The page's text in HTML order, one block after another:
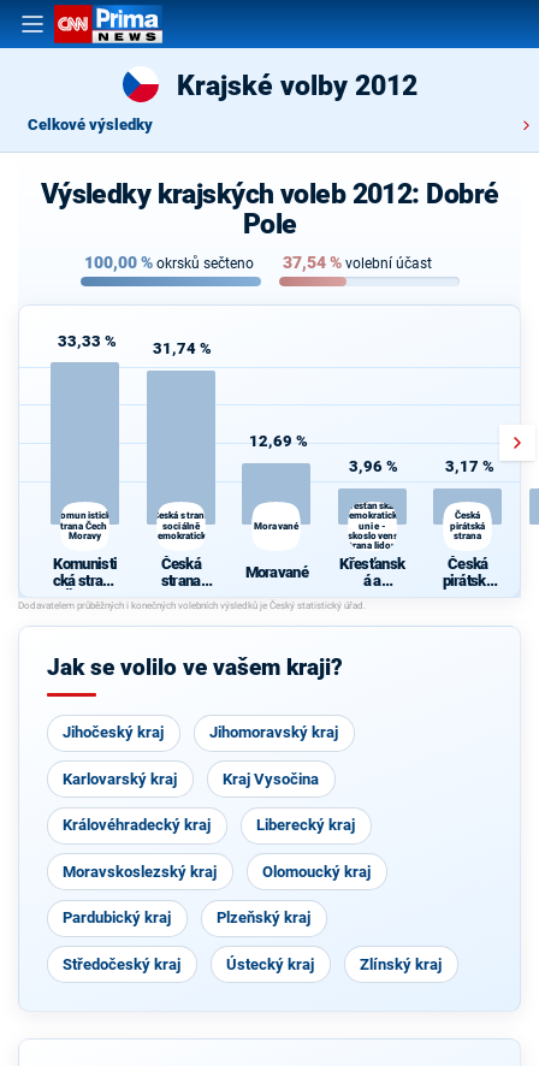
Krajské volby 2012
Celkové výsledky
Výsledky krajských voleb 2012: Dobré
Pole
100,00% okrsků sečteno 37,54% volební účast
33,33 %
Komunistická
strana Čech a
Moravy
Komunisti
cká strana
Čech a
Moravy
31,74 %
Česká strana
sociálně
demokratická
Česká
strana
sociálně
demokrati
cká
12,69 %
Moravané
Moravané
3,96 %
Křesťanská a
demokratická
unie -
Československá
strana lidová
Křesťansk
á a
demokrati
cká unie -
Českoslov
3,17 %
Česká
pirátská
strana
Česká
pirátská
strana
Jak se volilo ve vašem kraji?
Jihočeský kraj Jihomoravský kraj
Karlovarský kraj Kraj Vysočina
Královéhradecký kraj Liberecký kraj
Moravskoslezský kraj Olomoucký kraj
Pardubický kraj Plzeňský kraj
Středočeský kraj Ústecký kraj Zlínský kraj